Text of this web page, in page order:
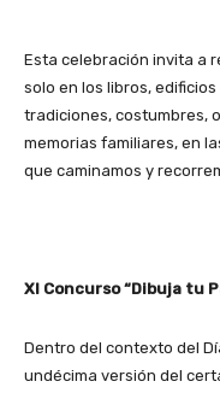
Esta celebración invita a
solo en los libros,
tradiciones, costumbres,
memorias familiares, en
que caminamos y
XI Concurso “Dibuja tu
Dentro del contexto del
undécima versión del